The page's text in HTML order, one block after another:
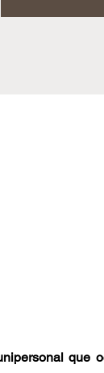
que